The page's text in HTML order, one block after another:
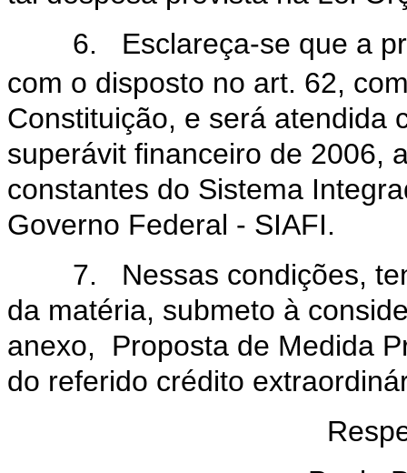
6. Esclareça-se que a
com o disposto no art. 62,
Constituição, e será atendida
superávit financeiro de 2006,
constantes do Sistema
Governo Federal - SIAFI.
7. Nessas condições,
da matéria, submeto à
anexo, Proposta de Medida
do referido crédito